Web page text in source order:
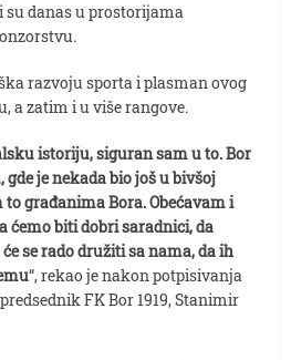
danas u prostorijama
razvoju sporta i plasman ovog
a zatim i u više rangove.
istoriju, siguran sam u to. Bor
gde je nekada bio još u bivšoj
to građanima Bora. Obećavam i
ćemo biti dobri saradnici, da
se rado družiti sa nama, da ih
“, rekao je nakon potpisivanja
FK Bor 1919, Stanimir